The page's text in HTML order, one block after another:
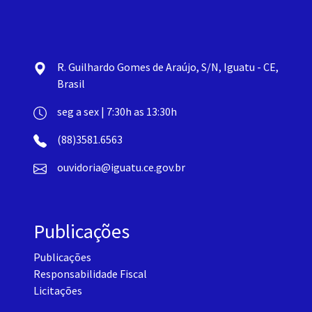
R. Guilhardo Gomes de Araújo, S/N, Iguatu - CE,
Brasil
seg a sex | 7:30h as 13:30h
(88)3581.6563
ouvidoria@iguatu.ce.gov.br
Publicações
Publicações
Responsabilidade Fiscal
Licitações